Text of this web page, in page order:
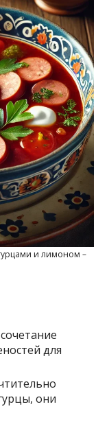
и лимоном –
для
они